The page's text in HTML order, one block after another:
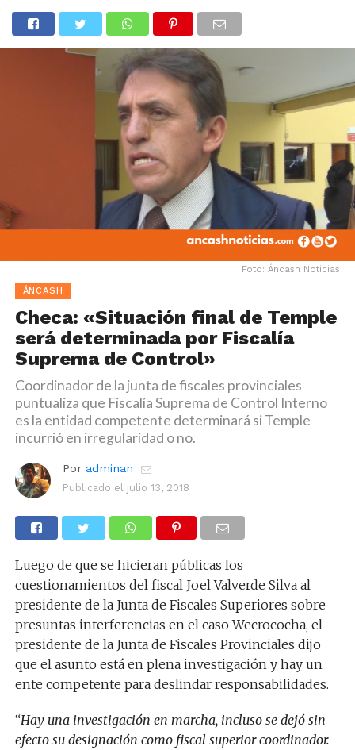
Foto: Áncash Noticias
ÁNCASH
Checa: «Situación final de Temple
será determinada por Fiscalía
Suprema de Control»
Coordinador de la junta de fiscales provinciales
puntualiza que Fiscalía Suprema de Control Interno
es la entidad competente determinará si Temple
incurrió en irregularidad o no.
Por adminan
Publicado el julio 13, 2018
Luego de que se hicieran públicas los
cuestionamientos del fiscal Joel Valverde Silva al
presidente de la Junta de Fiscales Superiores sobre
presuntas interferencias en el caso Wecrococha, el
presidente de la Junta de Fiscales Provinciales dijo
que el asunto está en plena investigación y hay un
ente competente para deslindar responsabilidades.
“Hay una investigación en marcha, incluso se dejó sin
efecto su designación como fiscal superior coordinador.